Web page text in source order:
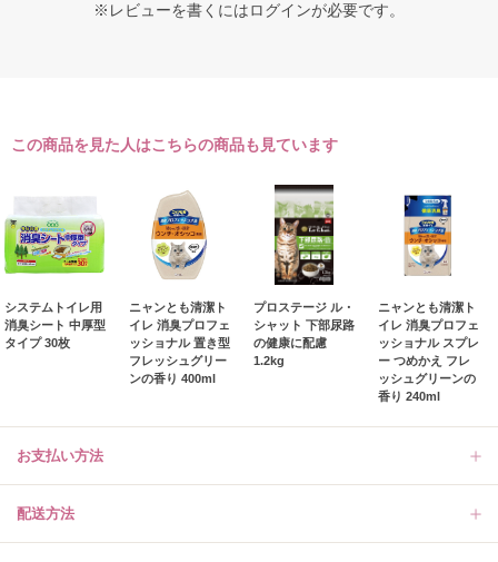
※レビューを書くにはログインが必要です。
この商品を見た人はこちらの商品も見ています
システムトイレ用
消臭シート 中厚型
タイプ 30枚
ニャンとも清潔ト
イレ 消臭プロフェ
ッショナル 置き型
フレッシュグリー
ンの香り 400ml
プロステージ ル・
シャット 下部尿路
の健康に配慮
1.2kg
ニャンとも清潔ト
イレ 消臭プロフェ
ッショナル スプレ
ー つめかえ フレ
ッシュグリーンの
香り 240ml
お支払い方法
配送方法